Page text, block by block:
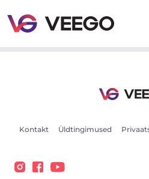
Kontakt Üldtingimused